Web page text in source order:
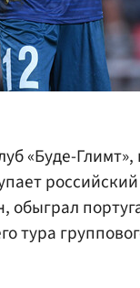
«Буде-Глимт»,
обыграл
тура